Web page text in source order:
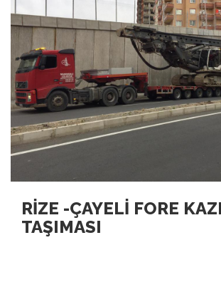
RİZE -ÇAYELİ FORE
TAŞIMASI